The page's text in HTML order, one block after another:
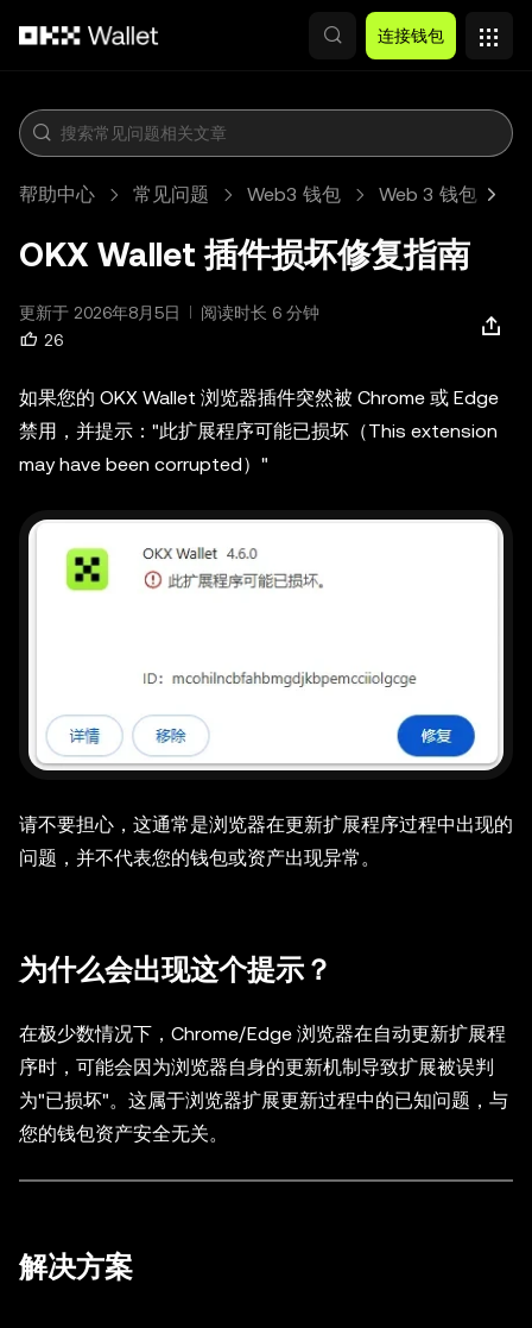
连接钱包
帮助中心 常见问题 Web3 钱包 Web 3 钱包
OKX Wallet 插件损坏修复指南
更新于 2026年8月5日
阅读时长 6 分钟
26
如果您的 OKX Wallet 浏览器插件突然被 Chrome 或 Edge
禁用，并提示："此扩展程序可能已损坏（This extension
may have been corrupted）"
请不要担心，这通常是浏览器在更新扩展程序过程中出现的
问题，并不代表您的钱包或资产出现异常。
为什么会出现这个提示？
在极少数情况下，Chrome/Edge 浏览器在自动更新扩展程
序时，可能会因为浏览器自身的更新机制导致扩展被误判
为"已损坏"。这属于浏览器扩展更新过程中的已知问题，与
您的钱包资产安全无关。
解决方案